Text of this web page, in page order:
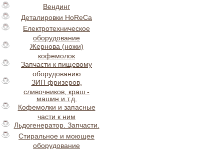
Вендинг
Деталировки HoReCa
Електротехническое
оборудование
Жернова (ножи)
кофемолок
Запчасти к пищевому
оборудованию
ЗИП фризеров,
сливочников, краш -
машин и.т.д.
Кофемолки и запасные
части к ним
Льдогенератор. Запчасти.
Стиральное и моющее
оборудование